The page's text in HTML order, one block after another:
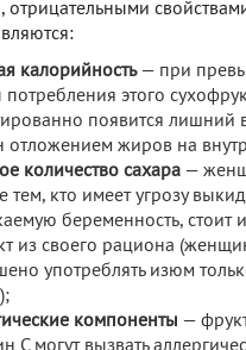
отрицательными
калорийность— при
этого
появится лишний
отложением жиров на
количество сахара —
тем, кто имеет угрозу
беременность, стоит
из своего рациона
употреблять изюм
компоненты —
С могут вызвать